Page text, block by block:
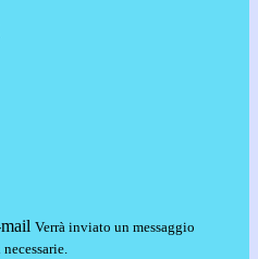
Verrà inviato un messaggio